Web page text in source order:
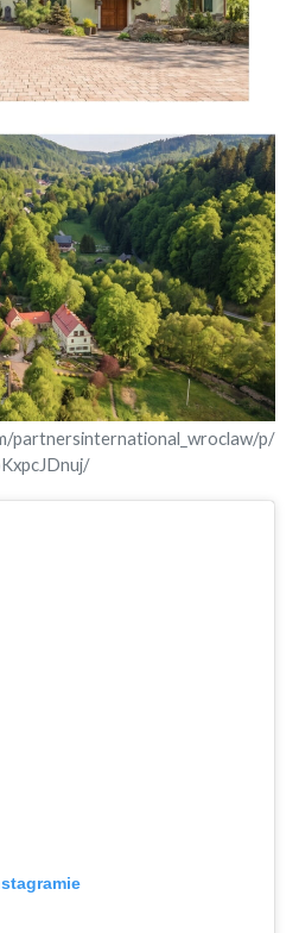
partnersinternational_wroclaw/p/